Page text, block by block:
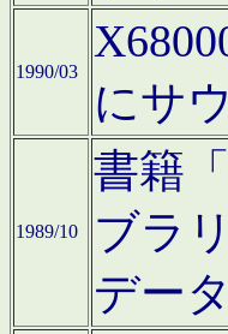
1990/03
にサ
1989/10
書籍
ブラ
デー